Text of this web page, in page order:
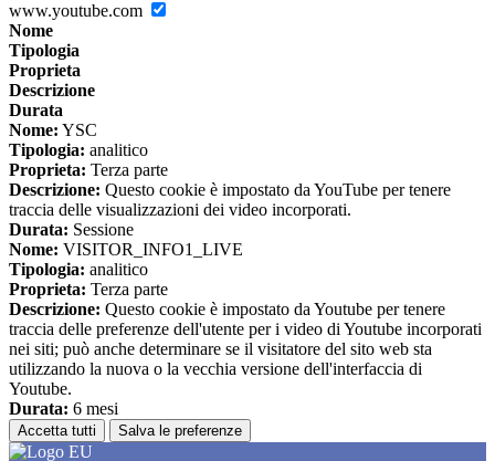
www.youtube.com
Nome
Tipologia
Proprieta
Descrizione
Durata
Nome: YSC
Tipologia: analitico
Proprieta: Terza parte
Descrizione: Questo cookie è impostato da YouTube per tenere
traccia delle visualizzazioni dei video incorporati.
Durata: Sessione
Nome: VISITOR_INFO1_LIVE
Tipologia: analitico
Proprieta: Terza parte
Descrizione: Questo cookie è impostato da Youtube per tenere
traccia delle preferenze dell'utente per i video di Youtube incorporati
nei siti; può anche determinare se il visitatore del sito web sta
utilizzando la nuova o la vecchia versione dell'interfaccia di
Youtube.
Durata: 6 mesi
Accetta tutti Salva le preferenze